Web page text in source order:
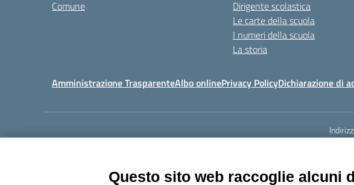
Comune
Dirigente scolastica
Le carte della scuola
I numeri della scuola
La storia
Amministrazione TrasparenteAlbo onlinePrivacy PolicyDichiarazione di
Questo sito web raccoglie alcuni